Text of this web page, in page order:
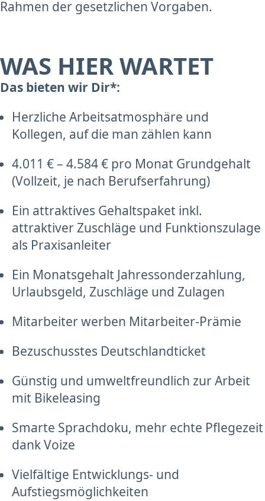
Rahmen der gesetzlichen Vorgaben.
WAS HIER WARTET
Das bieten wir Dir*:
Herzliche Arbeitsatmosphäre und
Kollegen, auf die man zählen kann
4.011 € – 4.584 € pro Monat Grundgehalt
(Vollzeit, je nach Berufserfahrung)
Ein attraktives Gehaltspaket inkl.
attraktiver Zuschläge und Funktionszulage
als Praxisanleiter
Ein Monatsgehalt Jahressonderzahlung,
Urlaubsgeld, Zuschläge und Zulagen
Mitarbeiter werben Mitarbeiter-Prämie
Bezuschusstes Deutschlandticket
Günstig und umweltfreundlich zur Arbeit
mit Bikeleasing
Smarte Sprachdoku, mehr echte Pflegezeit
dank Voize
Vielfältige Entwicklungs- und
Aufstiegsmöglichkeiten